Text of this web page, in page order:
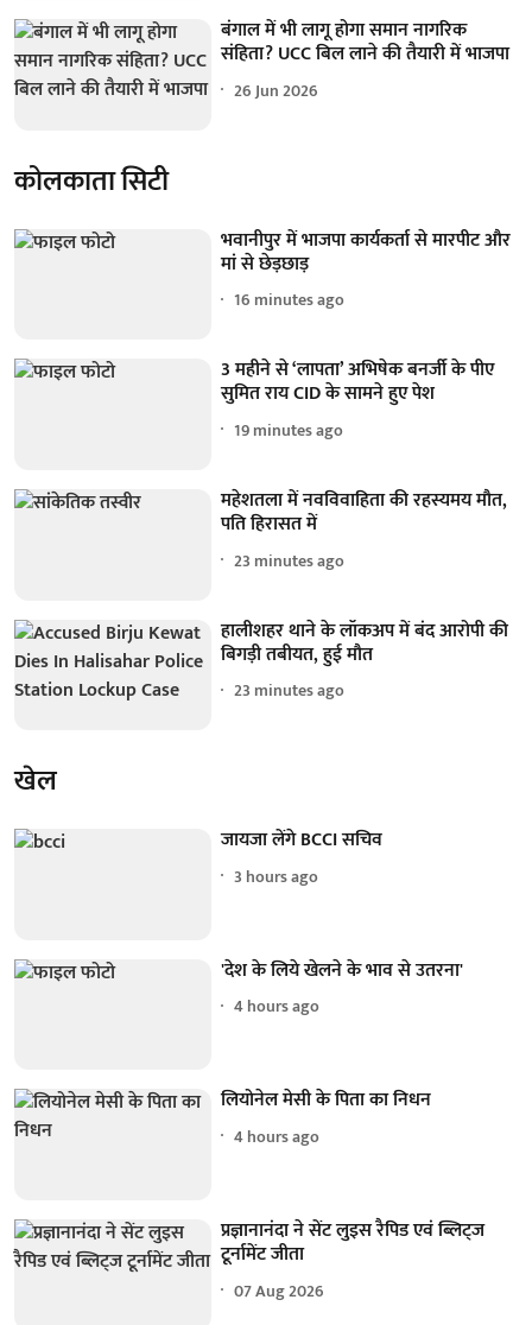
बंगाल में भी लागू होगा समान नागरिक
संहिता? UCC बिल लाने की तैयारी में भाजपा
26 Jun 2026
कोलकाता सिटी
भवानीपुर में भाजपा कार्यकर्ता से मारपीट और
मां से छेड़छाड़
16 minutes ago
3 महीने से ‘लापता’ अभिषेक बनर्जी के पीए
सुमित राय CID के सामने हुए पेश
19 minutes ago
महेशतला में नवविवाहिता की रहस्यमय मौत,
पति हिरासत में
23 minutes ago
हालीशहर थाने के लॉकअप में बंद आरोपी की
बिगड़ी तबीयत, हुई मौत
23 minutes ago
खेल
जायजा लेंगे BCCI सचिव
3 hours ago
'देश के लिये खेलने के भाव से उतरना'
4 hours ago
लियोनेल मेसी के पिता का निधन
4 hours ago
प्रज्ञानानंदा ने सेंट लुइस रैपिड एवं ब्लिट्ज
टूर्नामेंट जीता
07 Aug 2026